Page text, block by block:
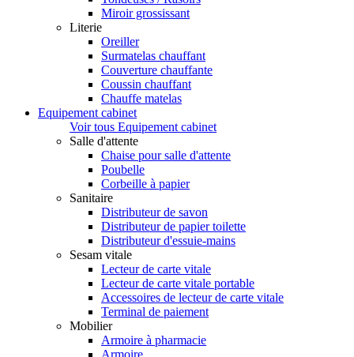
Miroir grossissant
Literie
Oreiller
Surmatelas chauffant
Couverture chauffante
Coussin chauffant
Chauffe matelas
Equipement cabinet
Voir tous Equipement cabinet
Salle d'attente
Chaise pour salle d'attente
Poubelle
Corbeille à papier
Sanitaire
Distributeur de savon
Distributeur de papier toilette
Distributeur d'essuie-mains
Sesam vitale
Lecteur de carte vitale
Lecteur de carte vitale portable
Accessoires de lecteur de carte vitale
Terminal de paiement
Mobilier
Armoire à pharmacie
Armoire